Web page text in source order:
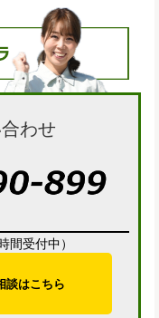
わせ
間受付中）
談はこちら